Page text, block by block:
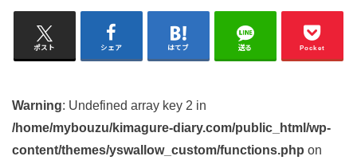
ポスト シェア はてブ 送る Pocket
Warning: Undefined array key 2 in
/home/mybouzu/kimagure-diary.com/public_html/wp-
content/themes/yswallow_custom/functions.php on